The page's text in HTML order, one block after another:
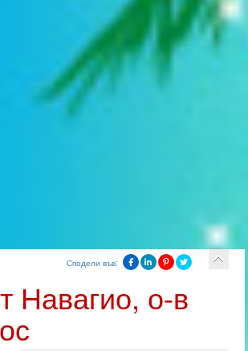
Сподели във:
Навагио, о-в